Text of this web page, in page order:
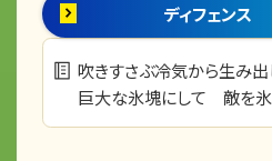
ディフェンス
吹きすさぶ冷気から生み
巨大な氷塊にして 敵を氷